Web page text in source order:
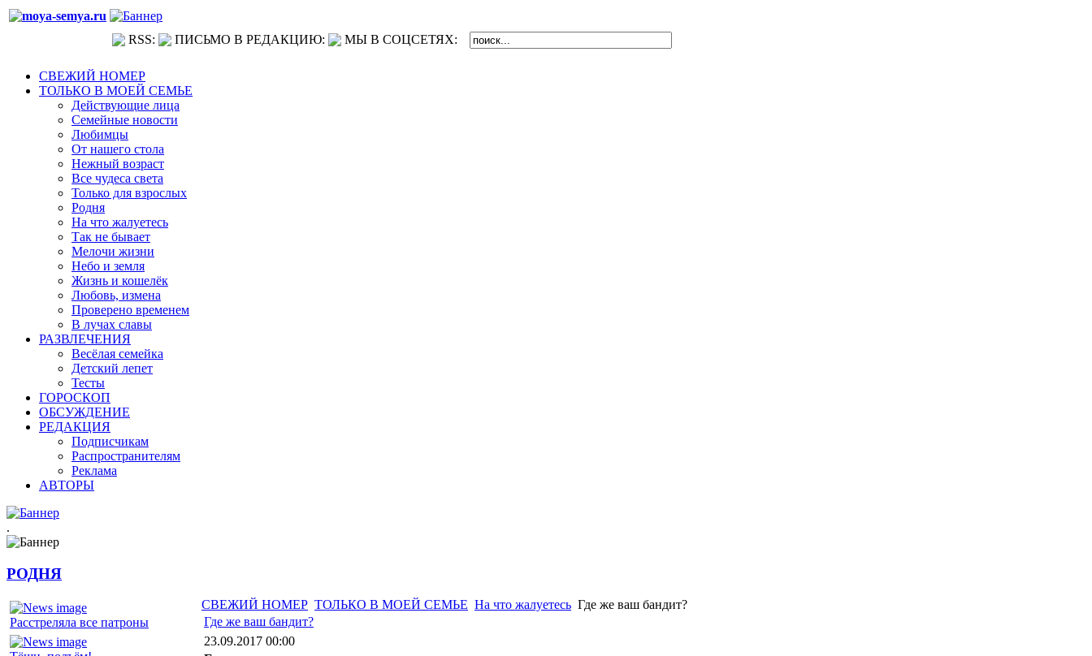
RSS: ПИСЬМО В РЕДАКЦИЮ: МЫ В СОЦСЕТЯХ:
СВЕЖИЙ НОМЕР
ТОЛЬКО В МОЕЙ СЕМЬЕ
Действующие лица
Семейные новости
Любимцы
От нашего стола
Нежный возраст
Все чудеса света
Только для взрослых
Родня
На что жалуетесь
Так не бывает
Мелочи жизни
Небо и земля
Жизнь и кошелёк
Любовь, измена
Проверено временем
В лучах славы
РАЗВЛЕЧЕНИЯ
Весёлая семейка
Детский лепет
Тесты
ГОРОСКОП
ОБСУЖДЕНИЕ
РЕДАКЦИЯ
Подписчикам
Распространителям
Реклама
АВТОРЫ
.
РОДНЯ
Расстреляла все патроны
СВЕЖИЙ НОМЕР ТОЛЬКО В МОЕЙ СЕМЬЕ На что жалуетесь Где же ваш бандит?
Где же ваш бандит?
23.09.2017 00:00